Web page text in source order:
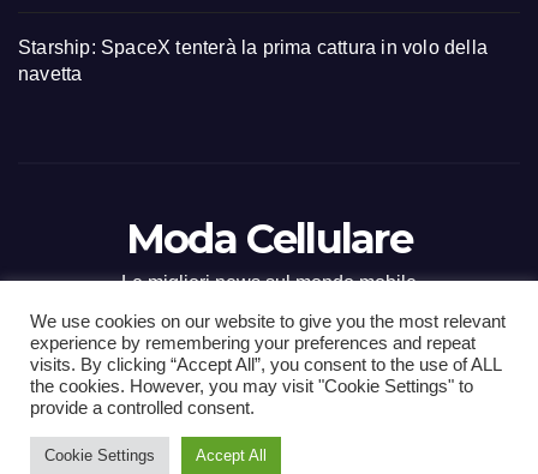
Starship: SpaceX tenterà la prima cattura in volo della
navetta
Moda Cellulare
Le migliori news sul mondo mobile
Proudly powered by WordPress| Tema: Newsup diThemeansar
Home ContactCONTATTI
We use cookies on our website to give you the most relevant
experience by remembering your preferences and repeat
visits. By clicking “Accept All”, you consent to the use of ALL
the cookies. However, you may visit "Cookie Settings" to
provide a controlled consent.
Cookie Settings Accept All